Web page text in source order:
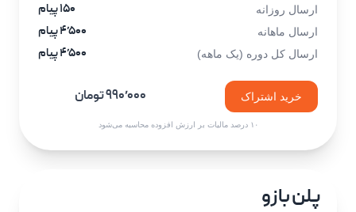
ارسال روزانه ۱۵۰ پیام
ارسال ماهانه ۴٬۵۰۰ پیام
ارسال کل دوره (یک ماهه) ۴٬۵۰۰ پیام
خرید اشتراک ۹۹۰٬۰۰۰ تومان
۱۰ درصد مالیات بر ارزش افزوده محاسبه می‌شود
پلن بازو